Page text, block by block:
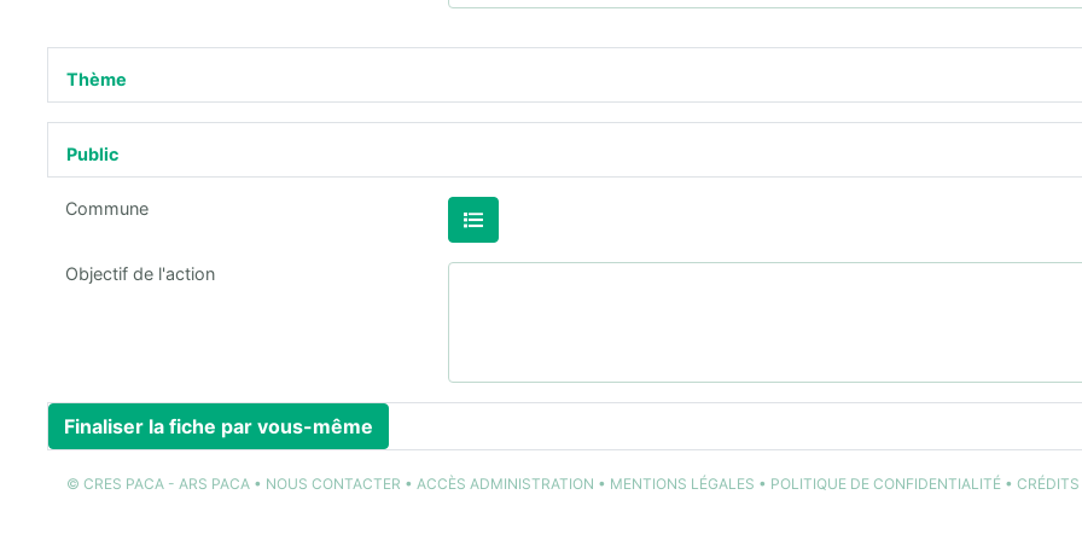
Thème
Public
Commune
Objectif de l'action
Finaliser la fiche par vous-même
©CRES PACA - ARS PACA • NOUS CONTACTER • ACCÈS ADMINISTRATION • MENTIONS LÉGALES • POLITIQUE DE CONFIDENTIALITÉ •CRÉDITS